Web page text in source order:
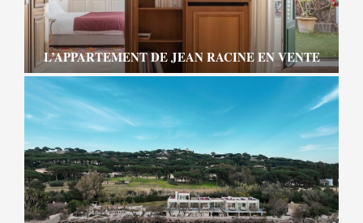
L’APPARTEMENT DE JEAN RACINE EN VENTE